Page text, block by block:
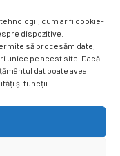
cum ar fi cookie-
dispozitive.
să procesăm date,
unice pe acest site. Dacă
dat poate avea
și funcții.